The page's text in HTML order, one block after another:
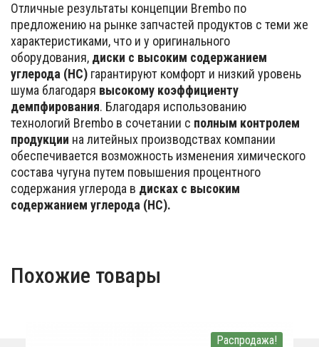
Отличные результаты концепции Brembo по
предложению на рынке запчастей продуктов с теми же
характеристиками, что и у оригинального
оборудования, диски с высоким содержанием
углерода (HC) гарантируют комфорт и низкий уровень
шума благодаря высокому коэффициенту
демпфирования. Благодаря использованию
технологий Brembo в сочетании с полным контролем
продукции на литейных производствах компании
обеспечивается возможность изменения химического
состава чугуна путем повышения процентного
содержания углерода в дисках с высоким
содержанием углерода (HC).
Похожие товары
Распродажа!